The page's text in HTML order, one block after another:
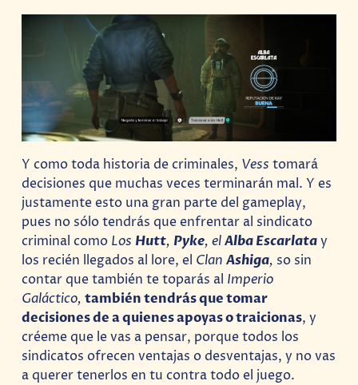
Y como toda historia de criminales, Vesstomará
decisiones que muchas veces terminarán mal. Y es
justamente esto una gran parte del gameplay,
pues no sólo tendrás que enfrentar al sindicato
criminal como Los Hutt, Pyke, elAlba Escarlatay
los recién llegados al lore, el ClanAshiga, so sin
contar que también te toparás al Imperio
Galáctico,también tendrás que tomar
decisiones de a quienes apoyas o traicionas, y
créeme que le vas a pensar, porque todos los
sindicatos ofrecen ventajas o desventajas, y no vas
a querer tenerlos en tu contra todo el juego.